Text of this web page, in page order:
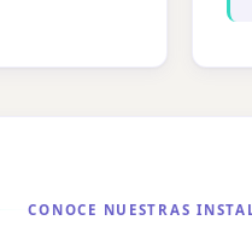
CONOCE NUESTRAS